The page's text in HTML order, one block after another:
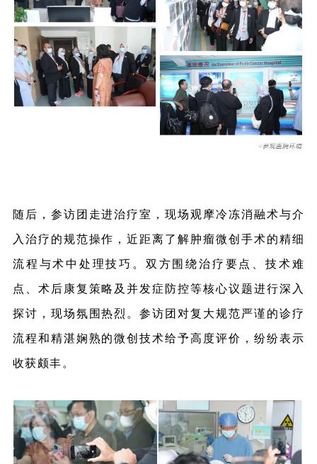
随后，参访团走进治疗室，现场观摩冷冻消融术与介
入治疗的规范操作，近距离了解肿瘤微创手术的精细
流程与术中处理技巧。双方围绕治疗要点、技术难
点、术后康复策略及并发症防控等核心议题进行深入
探讨，现场氛围热烈。参访团对复大规范严谨的诊疗
流程和精湛娴熟的微创技术给予高度评价，纷纷表示
收获颇丰。